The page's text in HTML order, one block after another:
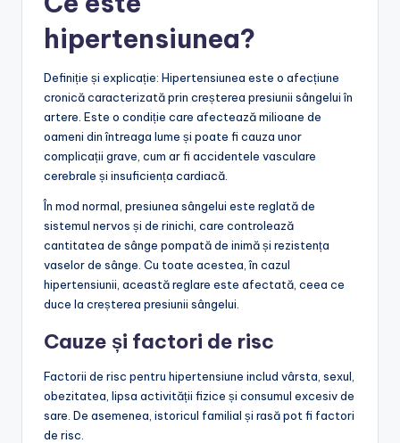
hipertensiunea?
Definiție și explicație: Hipertensiunea este o afecțiune
cronică caracterizată prin creșterea presiunii sângelui în
artere. Este o condiție care afectează milioane de
oameni din întreaga lume și poate fi cauza unor
complicații grave, cum ar fi accidentele vasculare
cerebrale și insuficiența cardiacă.
În mod normal, presiunea sângelui este reglată de
sistemul nervos și de rinichi, care controlează
cantitatea de sânge pompată de inimă și rezistența
vaselor de sânge. Cu toate acestea, în cazul
hipertensiunii, această reglare este afectată, ceea ce
duce la creșterea presiunii sângelui.
Cauze și factori de risc
Factorii de risc pentru hipertensiune includ vârsta, sexul,
obezitatea, lipsa activității fizice și consumul excesiv de
sare. De asemenea, istoricul familial și rasă pot fi factori
de risc.